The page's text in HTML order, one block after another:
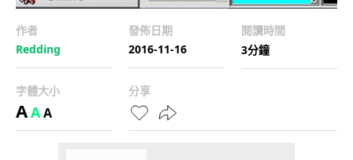
作者
Redding
發佈日期
2016-11-16
閱讀時間
3分鐘
字體大小
AAA
分享